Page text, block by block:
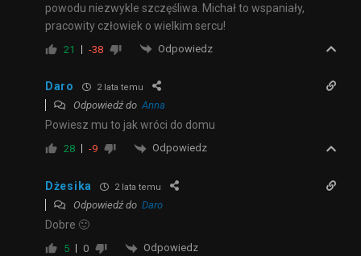
powodu niezwykle szczęśliwa. Michał to wspaniały,
pracowity człowiek o wielkim sercu!
21 -38 Odpowiedz
Daro 2 lata temu
Odpowiedź doAnna
Powiesz mu to jak wróci do domu
28 -9 Odpowiedz
Dżesika 2 lata temu
Odpowiedź do Daro
Dobre 🙂
5 0 Odpowiedz